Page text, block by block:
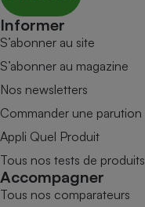
Informer
S’abonner au site
S’abonner au magazine
Nos newsletters
Commander une parution
Appli Quel Produit
Tous nos tests de produits
Accompagner
Tous nos comparateurs